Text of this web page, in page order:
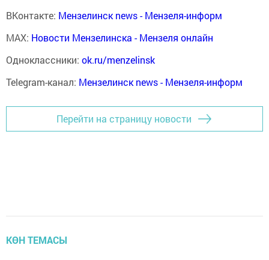
ВКонтакте: Мензелинск news - Мензеля-информ
MAX: Новости Мензелинска - Мензеля онлайн
Одноклассники: ok.ru/menzelinsk
Telegram-канал: Мензелинск news - Мензеля-информ
Перейти на страницу новости
КӨН ТЕМАСЫ